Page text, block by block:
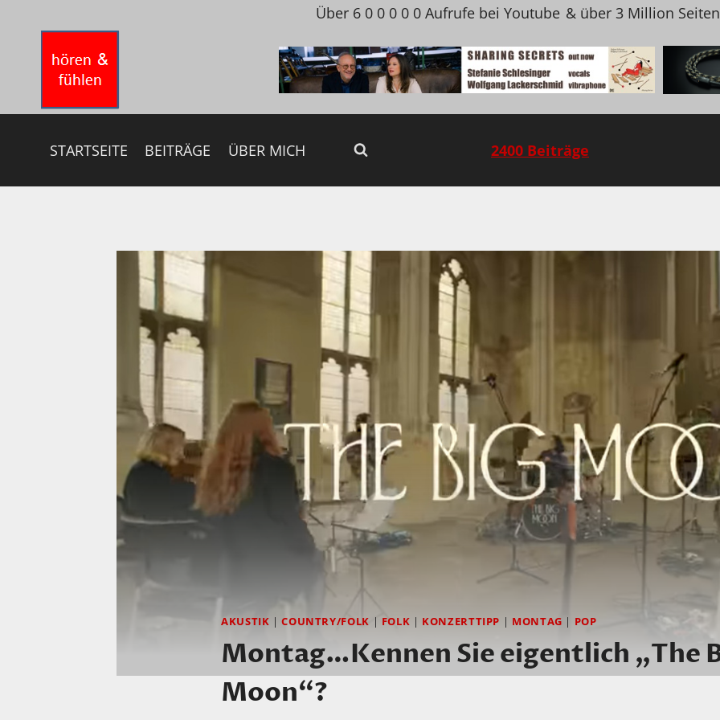
springen
Über 6 0 0 0 0 0 Aufrufe bei Youtube & über 3 Million
STARTSEITE BEITRÄGE ÜBER MICH 2400 Beiträge
AKUSTIK |COUNTRY/FOLK | FOLK | KONZERTTIPP | MONTAG | POP
Montag…Kennen Sie eigentlich „The
Moon“?